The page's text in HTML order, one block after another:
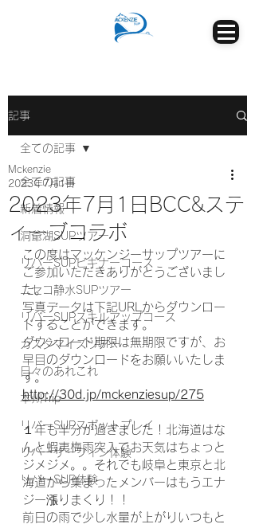
記事
全ての記事
新着情報
洞爺湖SUPツアー
リバーSUPビギナーコース
ニセコ静水SUPツアー
リバーSUPスキルアップコース
カスタマイズツアー
日々のあれこれ
本州Trip
リバーSUPスポットプレイ
リバーサーフィン体験
リバーSUP体験
全ての記事
2023年7月1日BCC&ステ
ィーブコラボ
Mckenzie
2023年7月1日
この度はマッケンジーサップツアーに
ご参加いただきありがとうございまし
た。
写真データは下記URLからダウンロー
ドすることができます。
ダウンロード期限は無期限ですが、お
早目のダウンロードをお願いいたしま
す。
http://30d.jp/mckenziesup/275
１年も半分が過ぎました！北海道はな
んと蝦夷梅雨突入でお天気はちょっと
ジメジメ。。それでも岐阜と東京と北
海道から集まったメンバーはもうエナ
ジー漲りまくり！！
前日の雨で少し水量が上がりいつもと